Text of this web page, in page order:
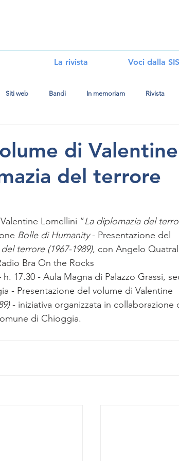
iLa rivista Voci dalla
Siti web Bandi In memoriam Rivista
di Valentine
del terrore
Lomellini “La diplomazia del
Bolle di Humanity - Presentazione del
terrore (1967-1989), con Angelo
Bra On the Rocks
h. 17.30 - Aula Magna di Palazzo Grassi,
- Presentazione del volume di Valentine
- iniziativa organizzata in collaborazione
di Chioggia.